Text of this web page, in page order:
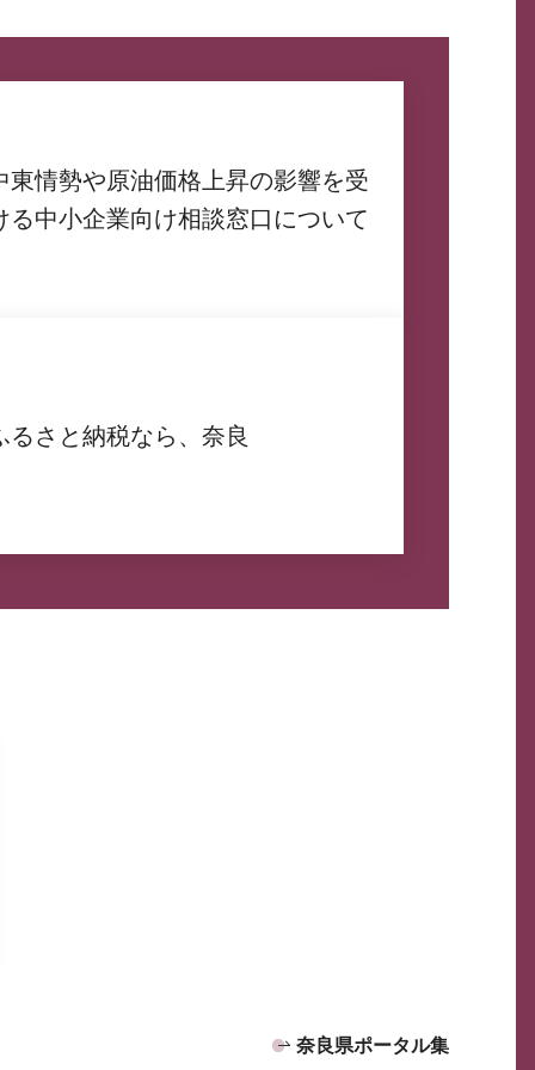
東情勢や原油価格上昇の影響を受
る中小企業向け相談窓口について
るさと納税なら、奈良
奈良県ポータル集